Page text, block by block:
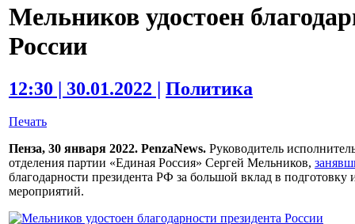
Мельников удостоен
России
12:30 | 30.01.2022 | Политика
Печать
Пенза, 30 января 2022. PenzaNews. Руководитель
отделения партии «Единая Россия» Сергей Мельников,
благодарности президента РФ за большой вклад в
мероприятий.